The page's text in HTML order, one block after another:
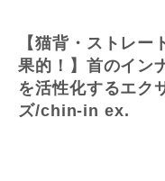
【猫背・ストレー
果的！】首のイン
を活性化するエク
ズ/chin-in ex.